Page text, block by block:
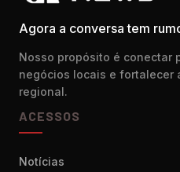
Agora a conversa tem
Nosso propósito é conectar
negócios locais e fortalecer
regional.
ACESSOS
Notícias